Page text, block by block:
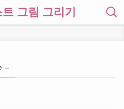
그림 그리기
–